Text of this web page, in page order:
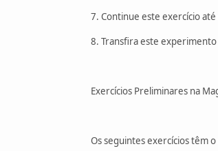
7. Continue este exercício
8. Transfira este experimento
Exercícios Preliminares na
Os seguintes exercícios têm